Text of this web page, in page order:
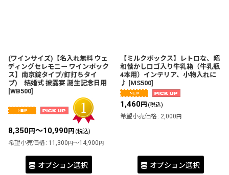
(ワインサイズ)【名入れ無料 ウェ
ディングセレモニー ワインボック
ス】南京錠タイプ/釘打ちタイ
プ) 結婚式 披露宴 誕生記念日用
[WB500]
8,350円～10,990円 (税込)
希望小売価格 : 11,300円～14,900円
オプション選択
【ミルクボックス】レトロな、昭
和懐かしロゴ入り牛乳箱（牛乳瓶
4本用）インテリア、小物入れに
♪ [MS500]
1,460円 (税込)
希望小売価格 : 2,000 円
オプション選択